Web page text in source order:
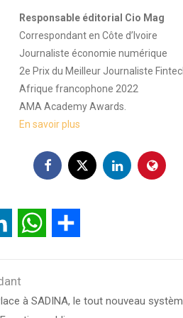
Responsable éditorial Cio Mag
Correspondant en Côte d’Ivoire
Journaliste économie numérique
2e Prix du Meilleur Journaliste
Afrique francophone 2022
AMA Academy Awards.
En savoir plus
LinkedIn WhatsApp
à SADINA, le tout nouveau